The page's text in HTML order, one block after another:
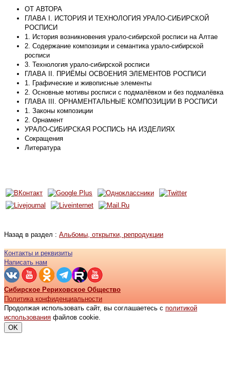
ОТ АВТОРА
ГЛАВА I. ИСТОРИЯ И ТЕХНОЛОГИЯ УРАЛО-СИБИРСКОЙ
РОСПИСИ
1. История возникновения урало-сибирской росписи на Алтае
2. Содержание композиции и семантика урало-сибирской
росписи
3. Технология урало-сибирской росписи
ГЛАВА II. ПРИЁМЫ ОСВОЕНИЯ ЭЛЕМЕНТОВ РОСПИСИ
1. Графические и живописные элементы
2. Основные мотивы росписи с подмалёвком и без подмалёвка
ГЛАВА III. ОРНАМЕНТАЛЬНЫЕ КОМПОЗИЦИИ В РОСПИСИ
1. Законы композиции
2. Орнамент
УРАЛО-СИБИРСКАЯ РОСПИСЬ НА ИЗДЕЛИЯХ
Сокращения
Литература
Назад в раздел : Альбомы, открытки, репродукции
Контакты и реквизиты
Написать нам
Сибирское Рериховское Общество
Политика конфиденциальности
Продолжая использовать сайт, вы соглашаетесь с политикой
использования файлов cookie.
OK